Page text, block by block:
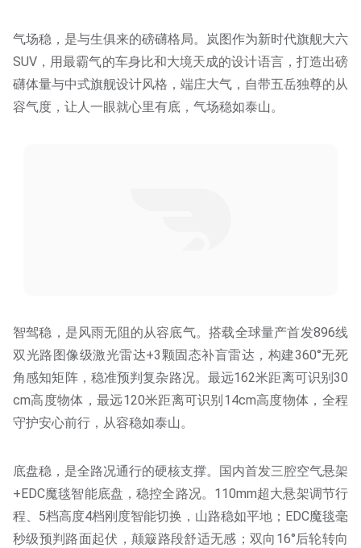
气场稳，是与生俱来的磅礴格局。岚图作为新时代旗舰大六
SUV，用最霸气的车身比和大境天成的设计语言，打造出磅
礴体量与中式旗舰设计风格，端庄大气，自带五岳独尊的从
容气度，让人一眼就心里有底，气场稳如泰山。
智驾稳，是风雨无阻的从容底气。搭载全球量产首发896线
双光路图像级激光雷达+3颗固态补盲雷达，构建360°无死
角感知矩阵，稳准预判复杂路况。最远162米距离可识别30
cm高度物体，最远120米距离可识别14cm高度物体，全程
守护安心前行，从容稳如泰山。
底盘稳，是全路况通行的硬核支撑。国内首发三腔空气悬架
+EDC魔毯智能底盘，稳控全路况。110mm超大悬架调节行
程、5档高度4档刚度智能切换，山路稳如平地；EDC魔毯毫
秒级预判路面起伏，颠簸路段舒适无感；双向16°后轮转向